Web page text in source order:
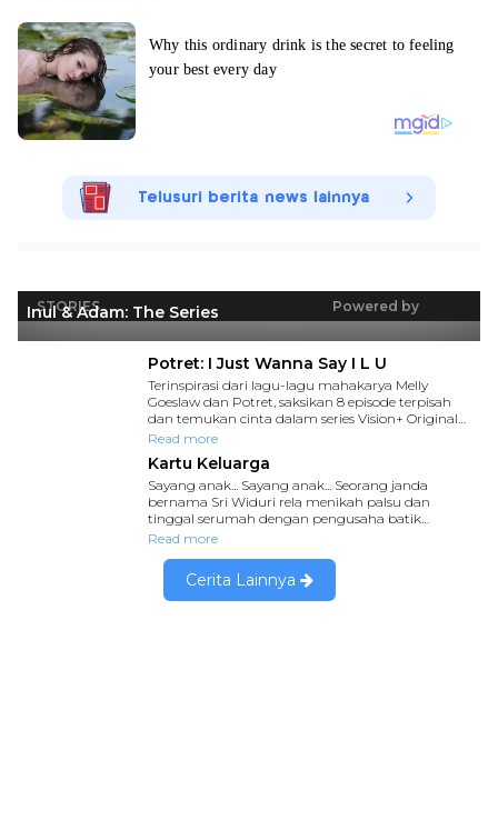
Telusuri berita news lainnya